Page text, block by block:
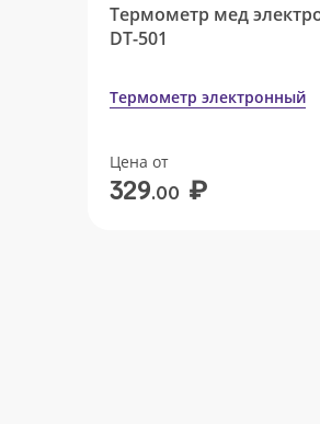
Термометр мед
DT-501
Термометр электронный
Цена от
329.00 ₽